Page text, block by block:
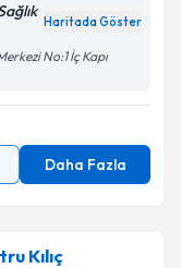
Haritada Göster
No:1 İç Kapı
Daha Fazla
Kılıç